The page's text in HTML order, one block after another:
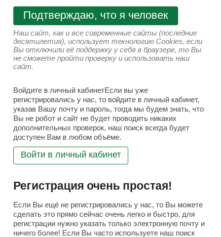
Подтверждаю, что я человек
Наш сайт, как и все современные сайты (последние
десятилетия), использует технологию Cookies, если
Вы отключили её поддержку у себя в браузере, то Вы
не сможете пройти проверку и использовать наш
сайт.
Войдите в личный кабинетЕсли вы уже
регистрировались у нас, то войдите в личный кабинет,
указав Вашу почту и пароль, тогда мы будем знать, что
Вы не робот и сайт не будет проводить никаких
дополнительных проверок, наш поиск всегда будет
доступен Вам в любом объёме.
Войти в личный кабинет
Регистрация очень простая!
Если Вы ещё не регистрировались у нас, то Вы можете
сделать это прямо сейчас очень легко и быстро, для
регистрации нужно указать только электронную почту и
ничего более! Если Вы часто используете наш поиск